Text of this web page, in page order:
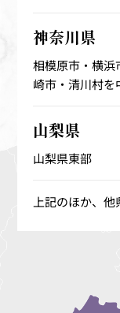
神奈川県
相模原市・横浜
崎市・清川村
山梨県
山梨県東部
上記のほか、